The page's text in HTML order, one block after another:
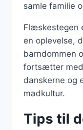
samle familie
Flæskestegen
en oplevelse,
barndommen
fortsætter
danskerne og
madkultur.
Tips til